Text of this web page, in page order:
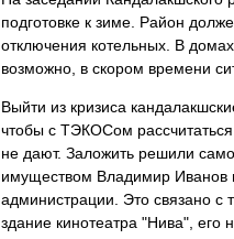
подготовке к зиме. Район
отключения котельных. В
возможно, в скором времени
Выйти из кризиса
чтобы с ТЭКОСом
не дают. Заложить решили
имуществом Владимир Иванов
администрации. Это связано с
здание кинотеатра "Нива", его